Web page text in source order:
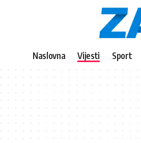
Naslovna Vijesti Sport